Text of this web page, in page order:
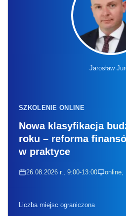
Jarosław
SZKOLENIE ONLINE
Nowa klasyfikacja
roku – reforma
w praktyce
26.08.2026 r., 9:00-13:00 online,
Liczba miejsc ograniczona